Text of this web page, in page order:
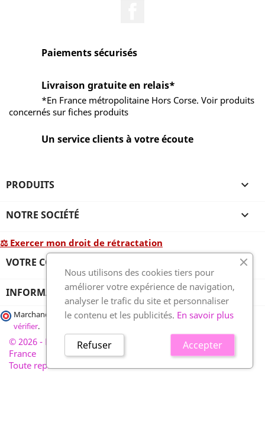
Paiements sécurisés
Livraison gratuite en relais*
*En France métropolitaine Hors Corse. Voir produits
concernés sur fiches produits
Un service clients à votre écoute
PRODUITS 
NOTRE SOCIÉTÉ 
⚖ Exercer mon droit de rétractation
VOTRE COMPTE 
INFORMATIONS
Marchand approuvé par la Société des Avis Garantis,cliquez ici pour
vérifier.
© 2026 - France-plaques-funéraires.fr, développé par Wess
France
Toute reproduction interdite
Nous utilisons des cookies tiers pour
améliorer votre expérience de navigation,
analyser le trafic du site et personnaliser
le contenu et les publicités. En savoir plus
Accepter
Refuser